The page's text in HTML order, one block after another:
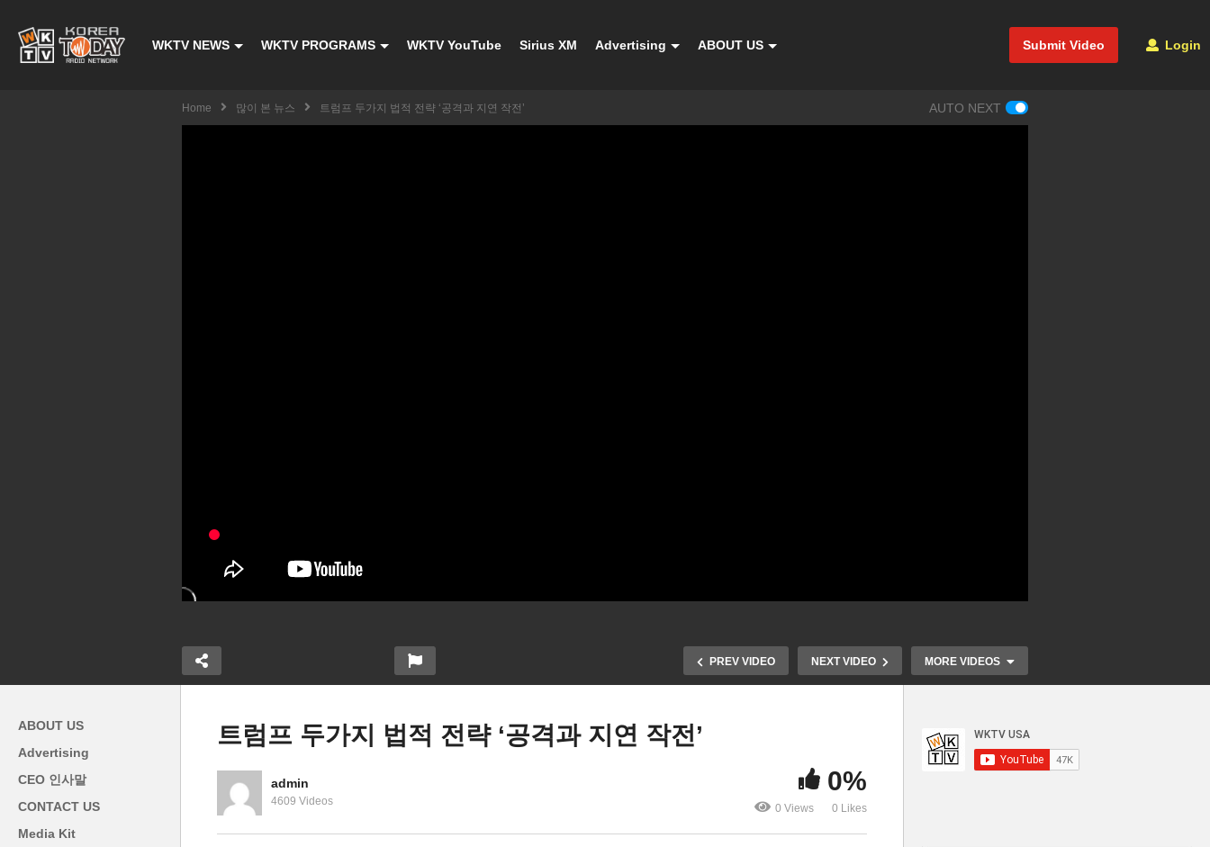
Submit Video Login
WKTV NEWS WKTV PROGRAMS WKTV YouTube Sirius XM Advertising ABOUT US
Home 많이 본 뉴스 트럼프 두가지 법적 전략 ‘공격과 지연 작전’ AUTO NEXT
PREV VIDEO NEXT VIDEO MORE VIDEOS
미국 구인광고 급감하는 10대
직종에 ‘일자리 불안 빨간 불’
연준선호 PCE 물가도 2월에
ABOUT US
Advertising
CEO 인사말
CONTACT US
Media Kit
트럼프 두가지 법적 전략 ‘공격과 지연 작전’
admin
4609 Videos
0%
0 Views 0 Likes